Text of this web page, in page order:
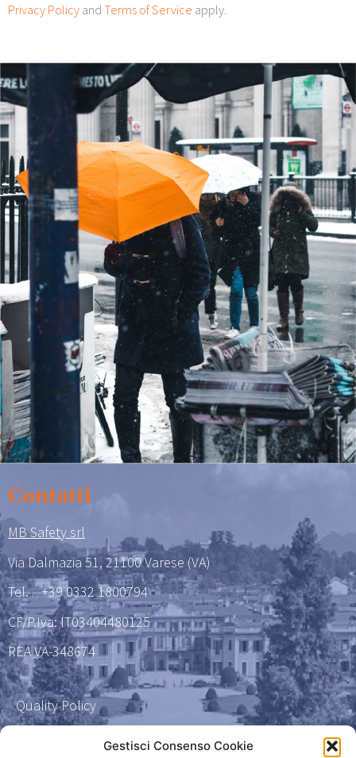
Gestisci Consenso Cookie
Privacy Policy and Terms of Service apply.
Contatti
MB Safety srl
Via Dalmazia 51, 21100 Varese (VA)
Tel.+39 0332 1800794
CF/P.Iva: IT03404480125
REA VA-348674
Quality Policy